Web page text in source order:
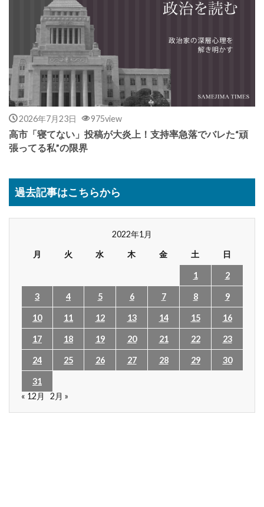
2026年7月23日 975view
高市「寝てない」投稿が大炎上！支持率急落でバレた“頑
張ってる私”の限界
過去記事はこちらから
2022年1月
月
火 水 木 金 土 日
1 2
3 4 5 6 7 8 9
10 11 12 13 14 15 16
17 18 19 20 21 22 23
24 25 26 27 28 29 30
31
« 12月
2月 »